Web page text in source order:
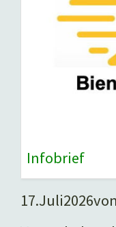
Infobrief
17.Juli2026